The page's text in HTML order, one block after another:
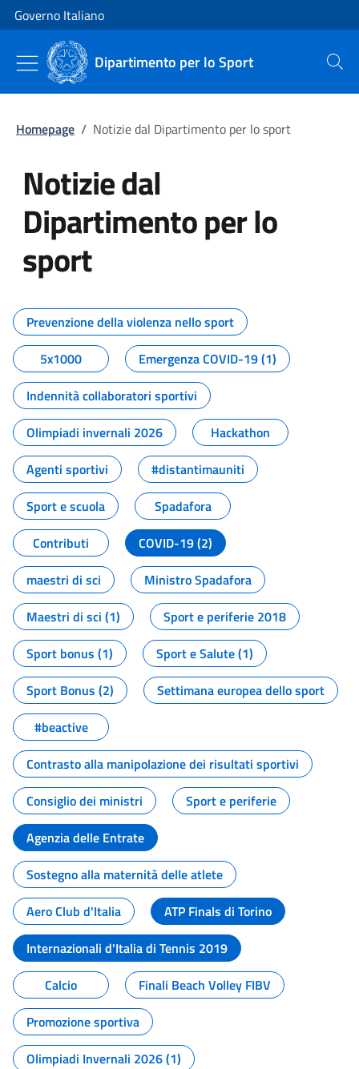
Vai al contenuto
Vai alla navigazione del sito
Governo Italiano
Dipartimento per lo Sport Cerca
Homepage / Notizie dal Dipartimento per lo sport
Notizie dal
Dipartimento per lo
sport
Tutti i contenuti della pagina
Prevenzione della violenza nello sport
5x1000
Emergenza COVID-19 (1)
Indennità collaboratori sportivi
Olimpiadi invernali 2026
Hackathon
Agenti sportivi
#distantimauniti
Sport e scuola
Spadafora
Contributi
COVID-19 (2)
maestri di sci
Ministro Spadafora
Maestri di sci (1)
Sport e periferie 2018
Sport bonus (1)
Sport e Salute (1)
Sport Bonus (2)
Settimana europea dello sport
#beactive
Contrasto alla manipolazione dei risultati sportivi
Consiglio dei ministri
Sport e periferie
Agenzia delle Entrate
Sostegno alla maternità delle atlete
Aero Club d'Italia
ATP Finals di Torino
Internazionali d'Italia di Tennis 2019
Calcio
Finali Beach Volley FIBV
Promozione sportiva
Olimpiadi Invernali 2026 (1)